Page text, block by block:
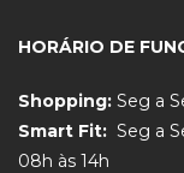
HORÁRIO DE
Shopping: Seg a
Smart Fit: Seg a
08h às 14h